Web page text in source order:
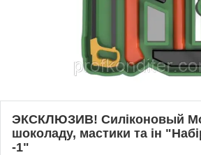
ЭКСКЛЮЗИВ! Силіконовый
шоколаду, мастики та ін
-1"